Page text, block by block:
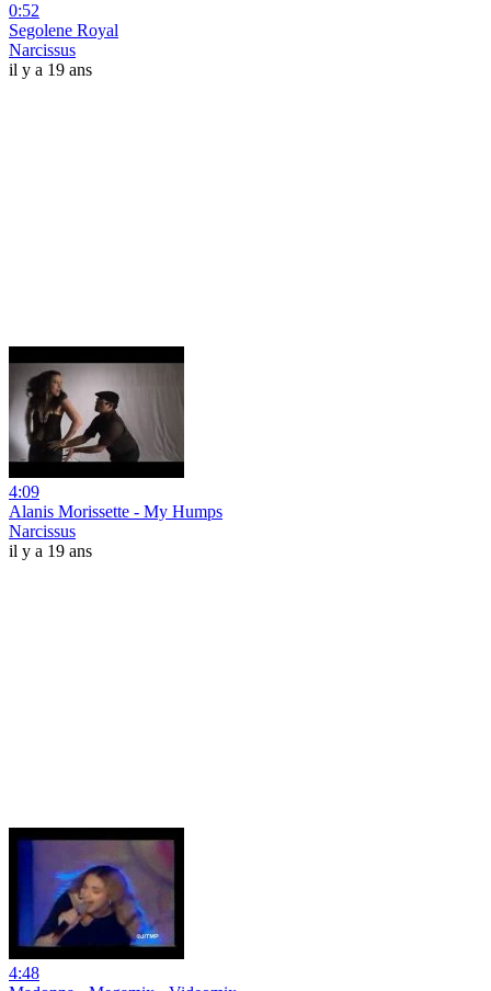
0:52
Segolene Royal
Narcissus
il y a 19 ans
4:09
Alanis Morissette - My Humps
Narcissus
il y a 19 ans
4:48